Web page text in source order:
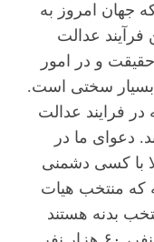
جهان امروز به
فرآیند عدالت
و در امور
سختی است.
در فرایند عدالت
دعوای ما در
با کسی دشمنی
که منتخب هیات
بدنه هستند